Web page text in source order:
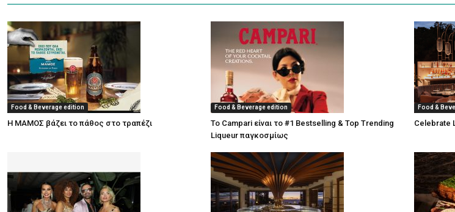
Food & Beverage edition
Η ΜΑΜΟΣ βάζει το πάθος στο τραπέζι
Food & Beverage edition
Το Campari είναι το #1 Bestselling & Top Trending
Liqueur παγκοσμίως
Food &
Celebrate